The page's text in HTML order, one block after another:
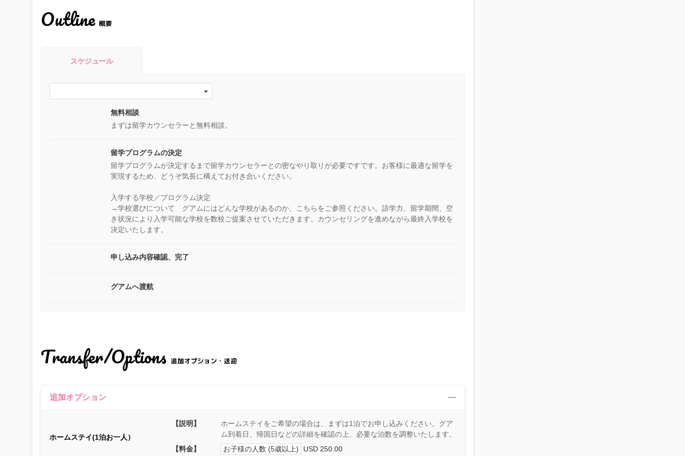
Outline 概要
スケジュール
無料相談
まずは留学カウンセラーと無料相談。
留学プログラムの決定
留学プログラムが決定するまで留学カウンセラーとの密なやり取りが必要ですです。お客様に最適な留学を
実現するため、どうぞ気長に構えてお付き合いください。
入学する学校／プログラム決定
→学校選びについて グアムにはどんな学校があるのか、こちらをご参照ください。語学力、留学期間、空
き状況により入学可能な学校を数校ご提案させていただきます。カウンセリングを進めながら最終入学校を
決定いたします。
申し込み内容確認、完了
グアムへ渡航
Transfer/Options 追加オプション・送迎
追加オプション
ホームステイ(1泊お一人）
【説明】
ホームステイをご希望の場合は、まずは1泊でお申し込みください。グア
ム到着日、帰国日などの詳細を確認の上、必要な泊数を調整いたします。
【料金】
お子様の人数 (5歳以上) USD 250.00